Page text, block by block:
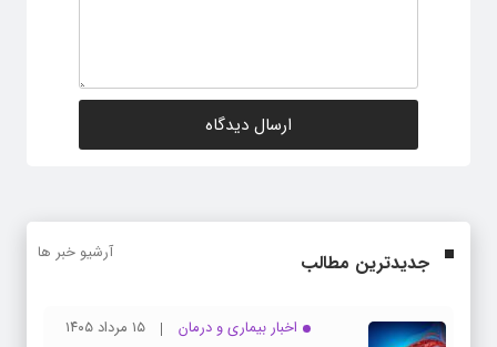
جدیدترین مطالب آرشیو خبر ها
اخبار بیماری و درمان
۱۵ مرداد ۱۴۰۵